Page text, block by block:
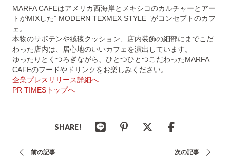
MARFA CAFEはアメリカ西海岸とメキシコのカルチャーとアー
トがMIXした” MODERN TEXMEX STYLE ”がコンセプトのカフ
ェ。
本物のサボテンや絨毯クッション、店内装飾の細部にまでこだ
わった店内は、居心地のいいカフェを演出しています。
ゆったりとくつろぎながら、ひとつひとつこだわったMARFA
CAFEのフードやドリンクをお楽しみください。
企業プレスリリース詳細へ
PR TIMESトップへ
SHARE!
投
前の記事 次の記事